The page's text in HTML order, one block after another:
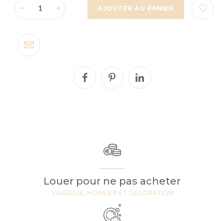
AJOUTER AU PANIER
Louer pour ne pas acheter
VAISSELLE, MOBILIER ET DECORATION